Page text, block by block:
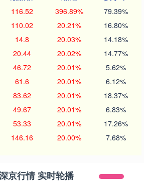
116.52 396.89% 79.39%
110.02 20.21% 16.80%
14.8 20.03% 14.18%
20.44 20.02% 14.77%
46.72 20.01% 5.62%
61.6 20.01% 6.12%
83.62 20.01% 18.37%
49.67 20.01% 6.83%
53.33 20.01% 17.26%
146.16 20.00% 7.68%
京行情 实时轮播